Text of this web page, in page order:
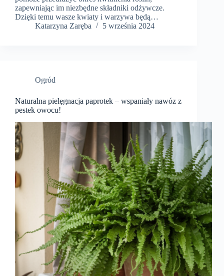
zapewniając im niezbędne składniki odżywcze.
Dzięki temu wasze kwiaty i warzywa będą…
Katarzyna Zaręba
5 września 2024
Ogród
Naturalna pielęgnacja paprotek – wspaniały nawóz z
pestek owocu!